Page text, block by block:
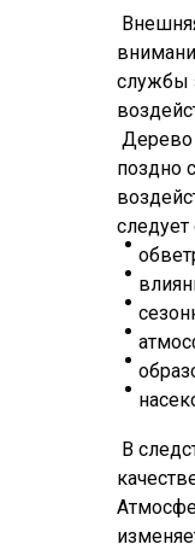
В
службы
Дерево
поздно
следует